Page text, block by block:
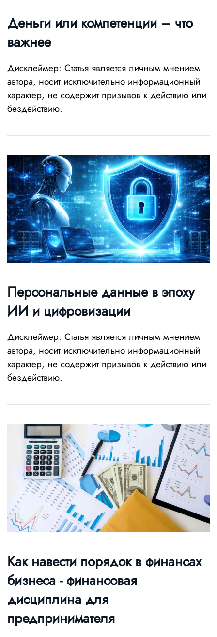
Деньги или компетенции – что
важнее
Дисклеймер: Статья является личным мнением
автора, носит исключительно информационный
характер, не содержит призывов к действию или
бездействию.
Персональные данные в эпоху
ИИ и цифровизации
Дисклеймер: Статья является личным мнением
автора, носит исключительно информационный
характер, не содержит призывов к действию или
бездействию.
Как навести порядок в финансах
бизнеса - финансовая
дисциплина для
предпринимателя